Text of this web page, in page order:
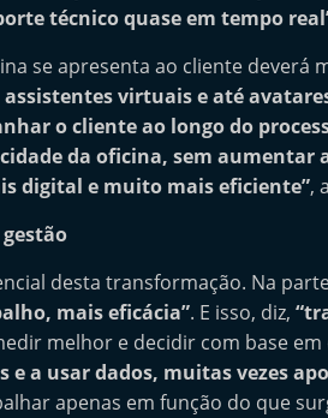
técnico quase em tempo
se apresenta ao cliente deverá
virtuais e até
o cliente ao longo do
da oficina, sem
digital e muito mais eficiente”,
desta transformação. Na
mais eficácia”. E isso, diz,
melhor e decidir com base em
e a usar dados, muitas vezes
apenas em função do que